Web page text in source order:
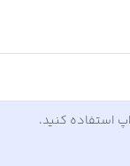
استفاده کنید.